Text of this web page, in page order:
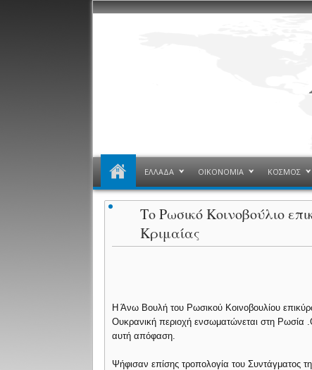
ΕΛΛΑΔΑ ΟΙΚΟΝΟΜΙΑ ΚΟΣΜΟΣ
Tο Ρωσικό Κοινοβούλιο
Κριμαίας
Η Άνω Βουλή του Ρωσικού Κοινοβουλίου
Ουκρανική περιοχή ενσωματώνεται στη Ρωσία
αυτή απόφαση.
Ψήφισαν επίσης τροπολογία του Συντάγματος